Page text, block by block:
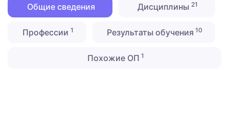
Общие сведения Дисциплины21
Профессии 1 Результаты обучения 10
Похожие ОП 1